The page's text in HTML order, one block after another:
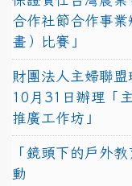
合作社節合作事
畫）比賽」
財團法人主婦聯
10月31日辦理「
推廣工作坊」
「鏡頭下的戶外
動